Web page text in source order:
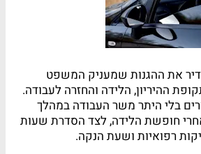
את ההגנות שמעניק המשפט
ההיריון, הלידה והחזרה לעבודה.
בלי היתר משר העבודה במהלך
חופשת הלידה, לצד הסדרת שעות
רפואיות ושעת הנקה.